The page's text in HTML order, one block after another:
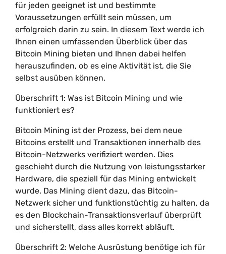
für jeden geeignet ist und bestimmte
Voraussetzungen erfüllt sein müssen, um
erfolgreich darin zu sein. In diesem Text werde ich
Ihnen einen umfassenden Überblick über das
Bitcoin Mining bieten und Ihnen dabei helfen
herauszufinden, ob es eine Aktivität ist, die Sie
selbst ausüben können.
Überschrift 1: Was ist Bitcoin Mining und wie
funktioniert es?
Bitcoin Mining ist der Prozess, bei dem neue
Bitcoins erstellt und Transaktionen innerhalb des
Bitcoin-Netzwerks verifiziert werden. Dies
geschieht durch die Nutzung von leistungsstarker
Hardware, die speziell für das Mining entwickelt
wurde. Das Mining dient dazu, das Bitcoin-
Netzwerk sicher und funktionstüchtig zu halten, da
es den Blockchain-Transaktionsverlauf überprüft
und sicherstellt, dass alles korrekt abläuft.
Überschrift 2: Welche Ausrüstung benötige ich für